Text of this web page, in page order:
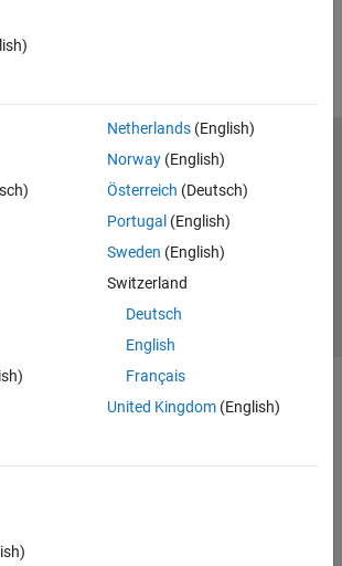
Netherlands(English)
Norway(English)
Österreich (Deutsch)
Portugal (English)
Sweden (English)
Switzerland
Deutsch
English
Français
United Kingdom(English)
Informativa sulla privacy
dell'applicazione
Contatti
MathWorks, Inc.